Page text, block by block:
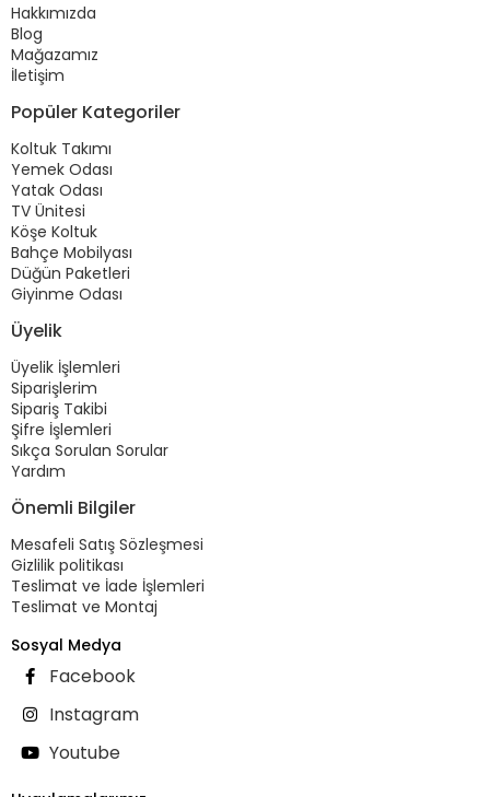
Hakkımızda
Blog
Mağazamız
İletişim
Popüler Kategoriler
Koltuk Takımı
Yemek Odası
Yatak Odası
TV Ünitesi
Köşe Koltuk
Bahçe Mobilyası
Düğün Paketleri
Giyinme Odası
Üyelik
Üyelik İşlemleri
Siparişlerim
Sipariş Takibi
Şifre İşlemleri
Sıkça Sorulan Sorular
Yardım
Önemli Bilgiler
Mesafeli Satış Sözleşmesi
Gizlilik politikası
Teslimat ve İade İşlemleri
Teslimat ve Montaj
Sosyal Medya
Facebook
Instagram
Youtube